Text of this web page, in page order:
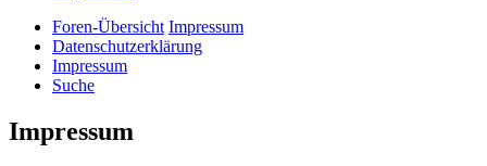
Foren-Übersicht Impressum
Datenschutzerklärung
Impressum
Suche
Impressum